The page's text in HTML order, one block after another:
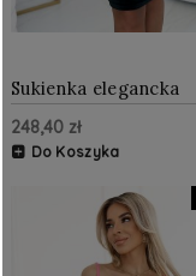
Sukienka elegancka
welurowa z
rękawami Czarna
248,40 zł
Do Koszyka